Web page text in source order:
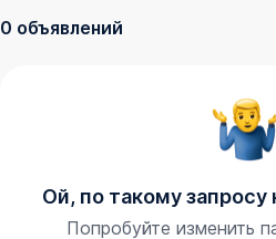
0 объявлений
Ой, по такому запросу
Попробуйте изменить